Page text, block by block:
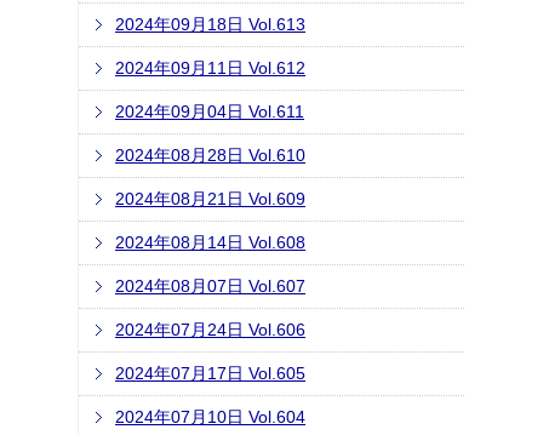
2024年09月18日 Vol.613
2024年09月11日 Vol.612
2024年09月04日 Vol.611
2024年08月28日 Vol.610
2024年08月21日 Vol.609
2024年08月14日 Vol.608
2024年08月07日 Vol.607
2024年07月24日 Vol.606
2024年07月17日 Vol.605
2024年07月10日 Vol.604